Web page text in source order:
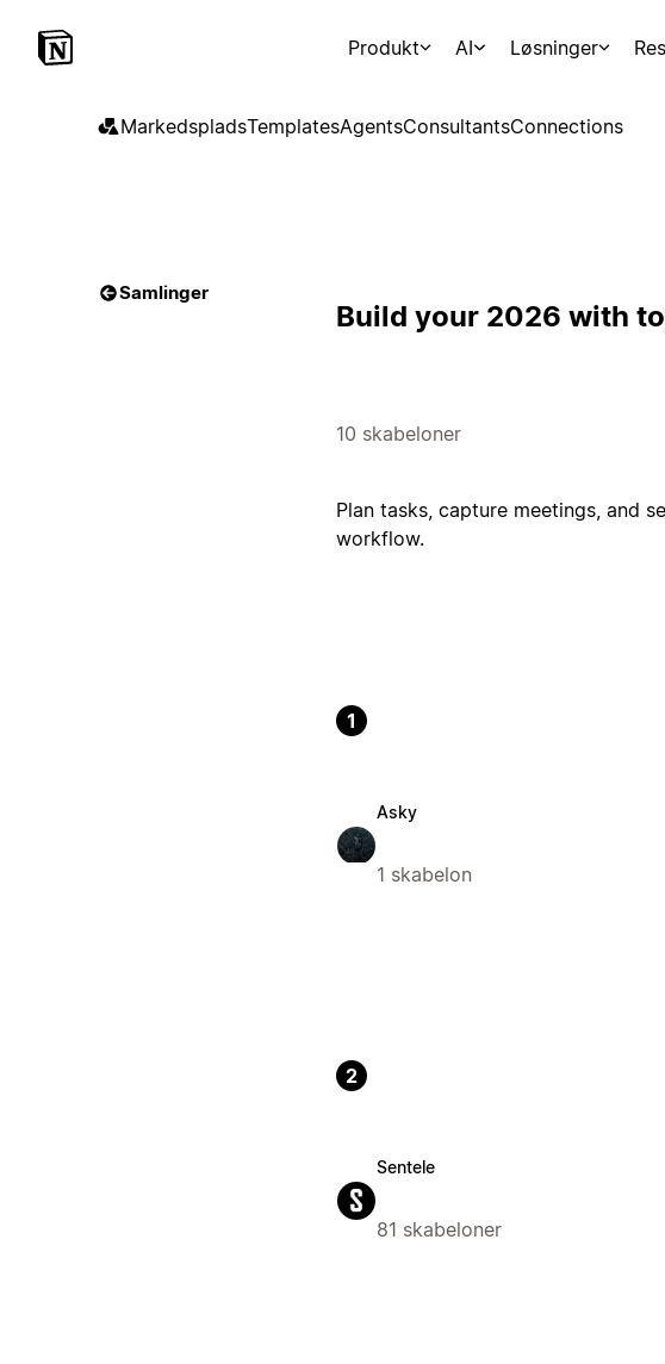
Produkt AI Løsninger
MarkedspladsTemplatesAgentsConsultantsConnections
Samlinger
Build your 2026 with
10 skabeloner
Plan tasks, capture meetings, and
workflow.
1
Asky
1 skabelon
2
Sentele
81 skabeloner